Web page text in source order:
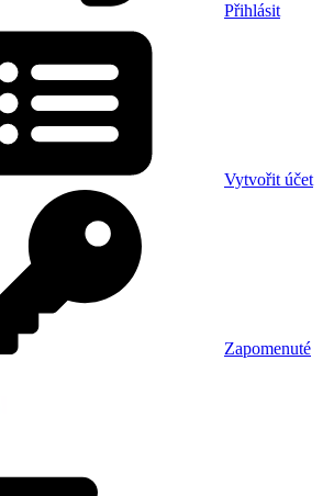
Přihlásit
Vytvořit účet
Zapomenuté